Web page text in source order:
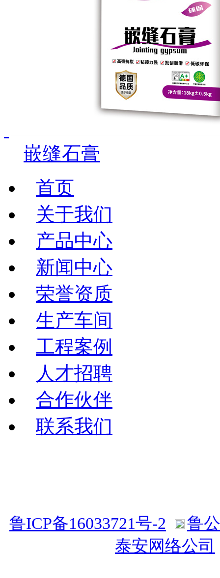
嵌缝石膏
首页
关于我们
产品中心
新闻中心
荣誉资质
生产车间
工程案例
人才招聘
合作伙伴
联系我们
鲁ICP备16033721号-2
鲁
泰安网络公司